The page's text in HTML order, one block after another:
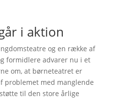
i aktion
og en række af
formidlere advarer nu i et
om, at børneteatret er
problemet med manglende
til den store årlige